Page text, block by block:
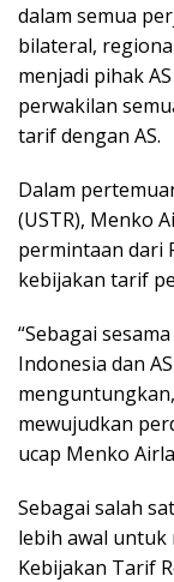
dalam semua
bilateral,
menjadi pihak
perwakilan
tarif dengan AS.
Dalam
(USTR), Menko
permintaan dari
kebijakan tarif
“Sebagai
Indonesia dan
mewujudkan
ucap Menko
Sebagai salah
lebih awal untuk
Kebijakan Tarif